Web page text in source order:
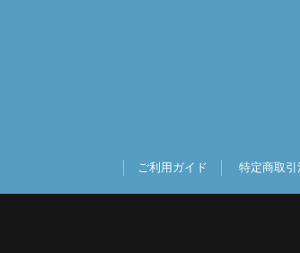
ご利用ガイド 特定商取